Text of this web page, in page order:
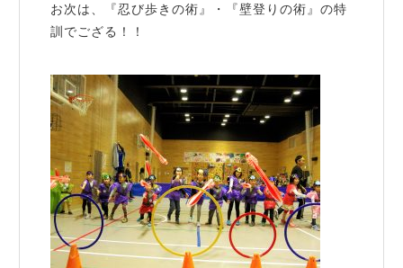
お次は、『忍び歩きの術』・『壁登りの術』の特
訓でござる！！